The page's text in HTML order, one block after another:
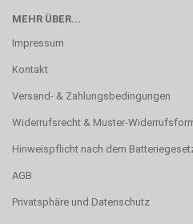
MEHR ÜBER...
Impressum
Kontakt
Versand- & Zahlungsbedingungen
Widerrufsrecht & Muster-
Hinweispflicht nach dem
AGB
Privatsphäre und Datenschutz